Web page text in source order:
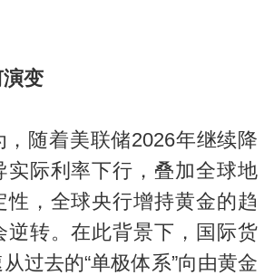
变
，随着美联储2026年继续降
实际利率下行，叠加全球地
性，全球央行增持黄金的趋
逆转。在此背景下，国际货
过去的“单极体系”向由黄金